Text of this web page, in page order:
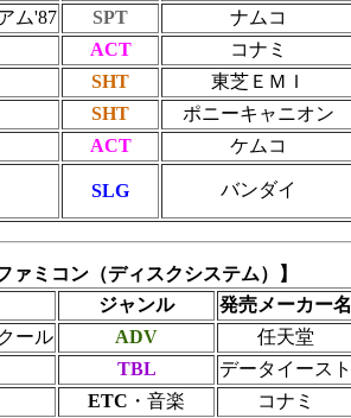
ム'87 SPT ナムコ
ACT コナミ
SHT 東芝ＥＭＩ
SHT ポニーキャニオン
ACT ケムコ
SLG バンダイ
ァミコン（ディスクシステム）】
ジャンル 発売メーカー名
ール ADV 任天堂
TBL データイースト
ETC ・音楽 コナミ